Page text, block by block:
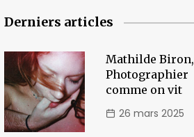
Derniers articles
Mathilde Biron,
Photographier
comme on vit
26 mars 2025